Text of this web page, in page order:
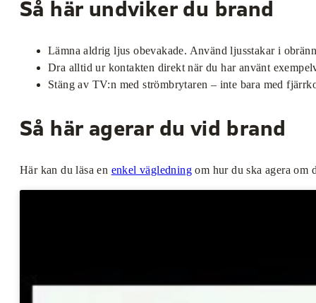
Så här undviker du brand
Lämna aldrig ljus obevakade. Använd ljusstakar i
Dra alltid ur kontakten direkt när du har använt
Stäng av TV:n med strömbrytaren – inte bara med
Så här agerar du vid brand
Här kan du läsa en enkel vägledning om hur du ska agera om